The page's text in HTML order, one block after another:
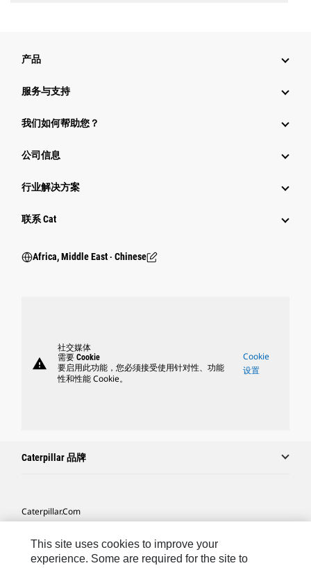
产品
服务与支持
我们如何帮助您？
公司信息
行业解决方案
行业
联系 Cat
Africa, Middle East ‧ Chinese
warning
社交媒体
需要 Cookie
要启用此功能，您必须接受使用针对性、功能
性和性能 Cookie。
Cookie
设置
Caterpillar 品牌
Caterpillar.com
我的营销首选项
This site uses cookies to improve your
experience. Some are required for the site to